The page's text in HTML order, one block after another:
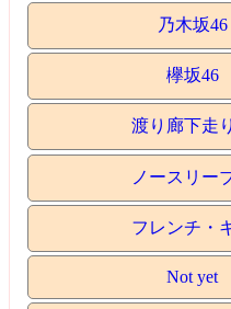
乃木坂46
欅坂46
渡り廊下走
ノースリー
フレンチ・
Not yet